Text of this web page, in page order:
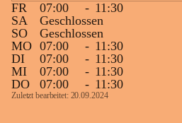
FR
07:00 - 11:30
SA
Geschlossen
SO
Geschlossen
MO 07:00 - 11:30
DI
07:00 - 11:30
MI
07:00 - 11:30
DO
07:00 - 11:30
Zuletzt bearbeitet: 20.09.2024